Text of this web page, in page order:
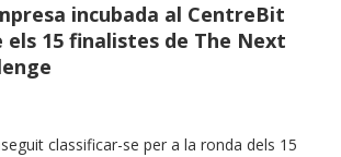
incubada al CentreBit
els 15 finalistes de The Next
classificar-se per a la ronda dels 15